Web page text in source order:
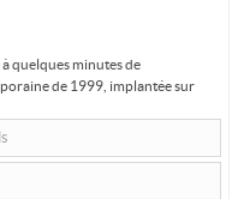
quelques minutes de
de 1999, implantée sur